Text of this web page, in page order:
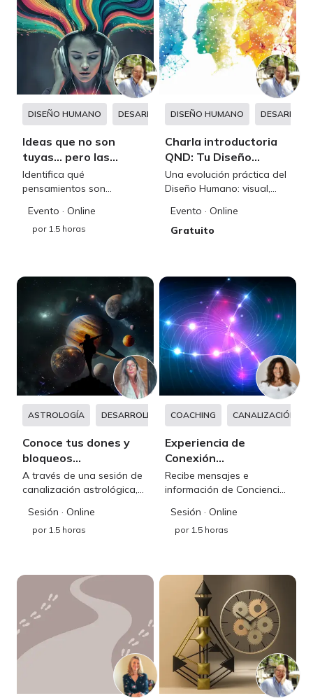
DISEÑO HUMANO DESARROLLO PERSONAL
Ideas que no son
tuyas… pero las
piensas igual
Identifica qué
pensamientos son
has absorbido del entorno
sin darte cuenta
Evento · Online
por 1.5 horas
DISEÑO HUMANO
Charla introductoria
QND: Tu Diseño
Humano en acción
Una evolución práctica del
Diseño Humano: visual,
vida personal y profesional
Evento · Online
Gratuito
ASTROLOGÍA DESARROLLO PERSONAL TERAPIA
Conoce tus dones y
bloqueos
inconscientes
A través de una sesión de
canalización astrológica,
potencial que anida en tu
alma, su propósito y
Sesión · Online
por 1.5 horas
COACHING CANALIZACIÓN
Experiencia de
Conexión
Multidimensional
Recibe mensajes e
información de Conciencias
bienestar, enfoque en tu
propósito y vitalidad
Sesión · Online
por 1.5 horas